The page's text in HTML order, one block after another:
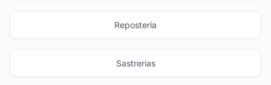
Repostería
Sastrerias